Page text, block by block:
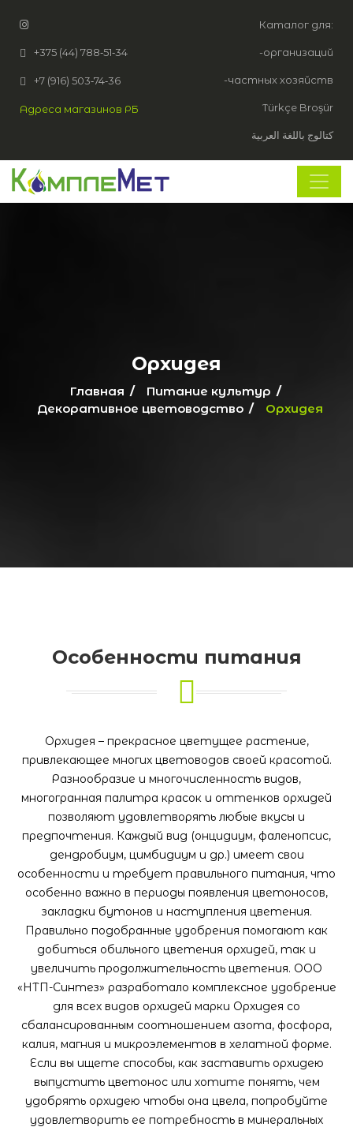
+375 (44) 788‑51‑34
+7 (916) 503‑74‑36
Адреса магазинов РБ
Каталог для:
-организаций
-частных хозяйств
Türkçe Broşür
كتالوج باللغة العربية
Орхидея
Главная
Питание культур
Декоративное цветоводство
Орхидея
Особенности питания
Орхидея – прекрасное цветущее растение,
привлекающее многих цветоводов своей красотой.
Разнообразие и многочисленность видов,
многогранная палитра красок и оттенков орхидей
позволяют удовлетворять любые вкусы и
предпочтения. Каждый вид (онцидиум, фаленопсис,
дендробиум, цимбидиум и др.) имеет свои
особенности и требует правильного питания, что
особенно важно в периоды появления цветоносов,
закладки бутонов и наступления цветения.
Правильно подобранные удобрения помогают как
добиться обильного цветения орхидей, так и
увеличить продолжительность цветения. ООО
«НТП-Синтез» разработало комплексное удобрение
для всех видов орхидей марки Орхидея со
сбалансированным соотношением азота, фосфора,
калия, магния и микроэлементов в хелатной форме.
Если вы ищете способы, как заставить орхидею
выпустить цветонос или хотите понять, чем
удобрять орхидею чтобы она цвела, попробуйте
удовлетворить ее потребность в минеральных